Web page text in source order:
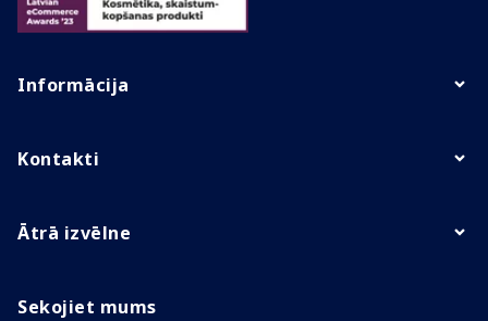
Informācija
Kontakti
Ātrā izvēlne
Sekojiet mums